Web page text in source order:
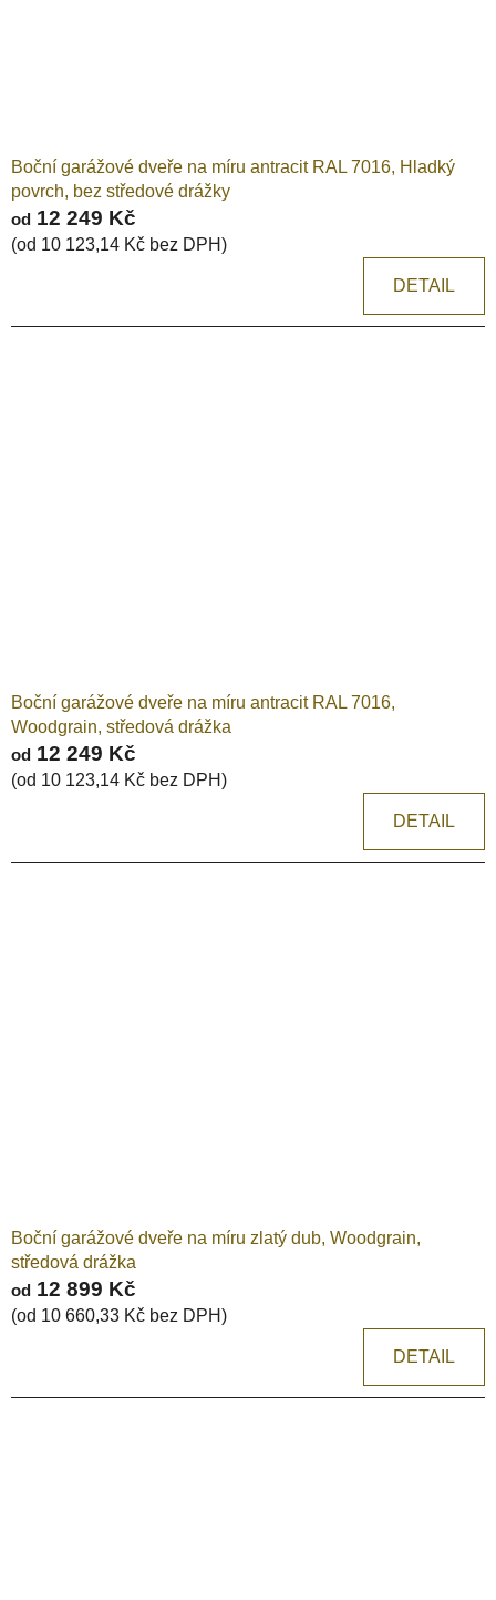
Boční garážové dveře na míru antracit RAL 7016, Hladký
povrch, bez středové drážky
od 12 249 Kč
(od 10 123,14 Kč bez DPH)
DETAIL
Boční garážové dveře na míru antracit RAL 7016,
Woodgrain, středová drážka
od 12 249 Kč
(od 10 123,14 Kč bez DPH)
DETAIL
Boční garážové dveře na míru zlatý dub, Woodgrain,
středová drážka
od 12 899 Kč
(od 10 660,33 Kč bez DPH)
DETAIL